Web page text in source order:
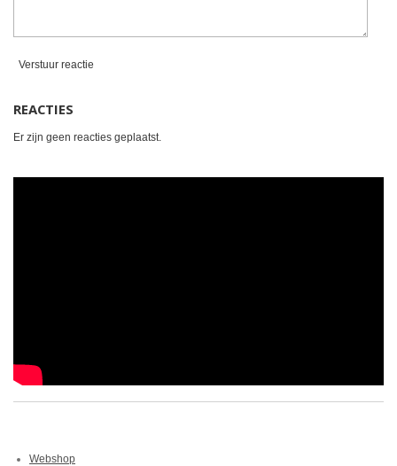
Verstuur reactie
REACTIES
Er zijn geen reacties geplaatst.
Webshop